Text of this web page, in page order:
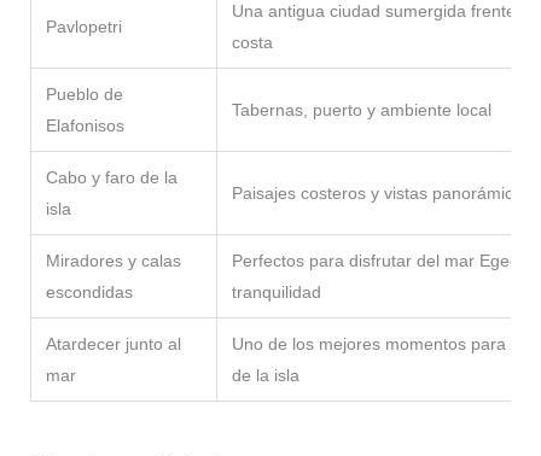
Pavlopetri
Una antigua ciudad sumergida frente a
costa
Pueblo de
Elafonisos
Tabernas, puerto y ambiente local
Cabo y faro de la
isla
Paisajes costeros y vistas panorámicas
Miradores y calas
escondidas
Perfectos para disfrutar del mar Egeo
tranquilidad
Atardecer junto al
mar
Uno de los mejores momentos para
de la isla